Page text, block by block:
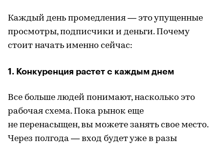
Каждый день промедления — это упущенные
просмотры, подписчики и деньги. Почему
стоит начать именно сейчас:
1. Конкуренция растет с каждым днем
Все больше людей понимают, насколько это
рабочая схема. Пока рынок еще
не перенасыщен, вы можете занять свое место.
Через полгода — вход будет уже в разы